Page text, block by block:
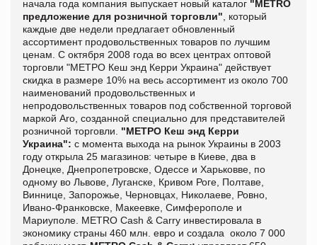
начала года компания выпускает новый каталог "METRO
предложение для розничной торговли" , который
каждые две недели предлагает обновленный
ассортимент продовольственных товаров по лучшим
ценам. С октября 2008 года во всех центрах оптовой
торговли "МЕТРО Кеш энд Керри Украина" действует
скидка в размере 10% на весь ассортимент из около 700
наименований продовольственных и
непродовольственных товаров под собственной торговой
маркой Aro, созданной специально для представителей
розничной торговли. "МЕТРО Кеш энд Керри
Украина": с момента выхода на рынок Украины в 2003
году открыла 25 магазинов: четыре в Киеве, два в
Донецке, Днепропетровске, Одессе и Харьковве, по
одному во Львове, Луганске, Кривом Роге, Полтаве,
Виннице, Запорожье, Черновцах, Николаеве, Ровно,
Ивано-Франковске, Макеевке, Симферополе и
Мариуполе. METRO Cash & Carry инвестировала в
экономику страны 460 млн. евро и создала около 7 000